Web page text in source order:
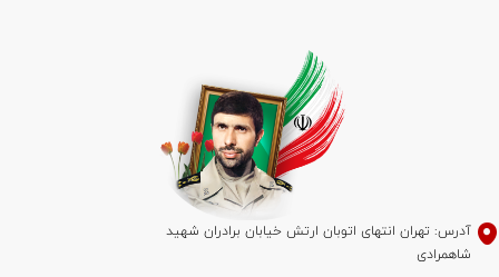
آدرس: تهران انتهای اتوبان ارتش خیابان برادران شهید
شاهمرادی